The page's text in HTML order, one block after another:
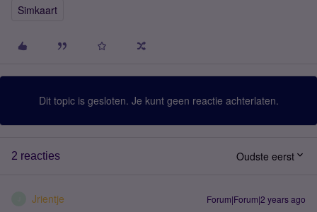
Simkaart
Dit topic is gesloten. Je kunt geen reactie achterlaten.
2 reacties Oudste eerst
Jrientje Forum|Forum|2 years ago